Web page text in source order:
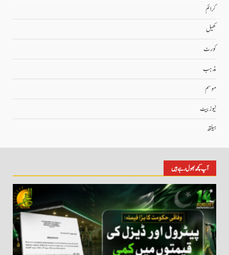
کرائم
کھیل
کورٹ
مذہب
موسم
نیوز بیٹ
ہیلتھ
آپ کچھ بھول رہے ہیں